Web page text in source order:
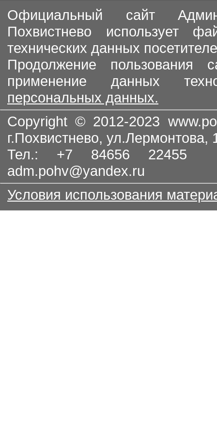
Официальный сайт
Похвистнево использует
технических данных
Продолжение пользования
применение данных
персональных данных.
Copyright © 2012-2023
г.Похвистнево, ул.Лермонтова,
Тел.: +7 84656
adm.pohv@yandex.ru
Условия использования